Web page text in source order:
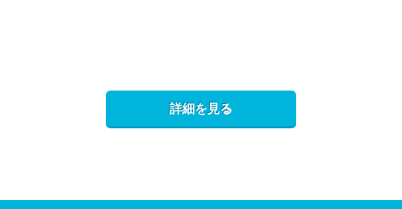
詳細を見る